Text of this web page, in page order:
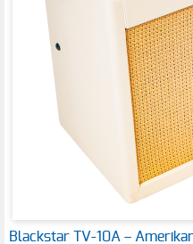
Blackstar TV-10A –